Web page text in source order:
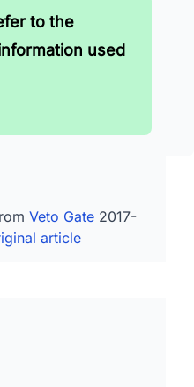
to the
used
Veto Gate 2017-
article